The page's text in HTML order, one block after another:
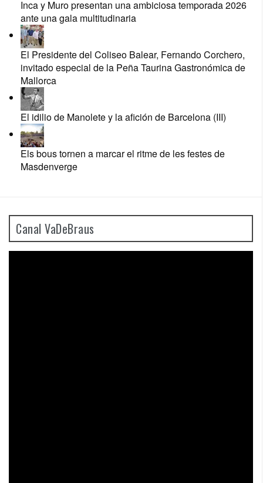
Inca y Muro presentan una ambiciosa temporada 2026
ante una gala multitudinaria
El Presidente del Coliseo Balear, Fernando Corchero,
invitado especial de la Peña Taurina Gastronómica de
Mallorca
El idilio de Manolete y la afición de Barcelona (III)
Els bous tornen a marcar el ritme de les festes de
Masdenverge
Canal VaDeBraus